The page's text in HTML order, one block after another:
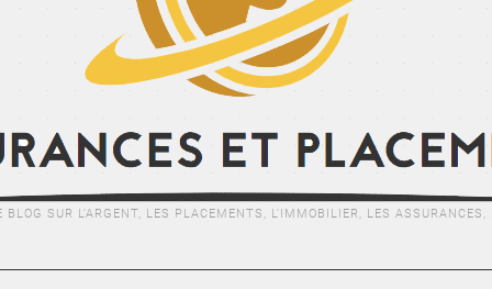
BLOG SUR L'ARGENT, LES PLACEMENTS, L'IMMOBILIER, LES ASSURANCES,